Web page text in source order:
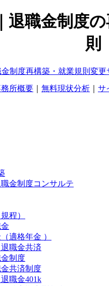
職金制度
則
所概要 無料現状分析 サ
金制度コンサルテ
程）
適格年金 ）
職金共済
制度
共済制度
職金401k